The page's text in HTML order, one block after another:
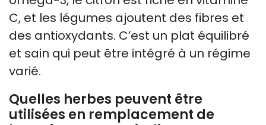
C, et les légumes ajoutent des fibres et
des antioxydants. C’est un plat équilibré
et sain qui peut être intégré à un régime
varié.
Quelles herbes peuvent être
utilisées en remplacement de